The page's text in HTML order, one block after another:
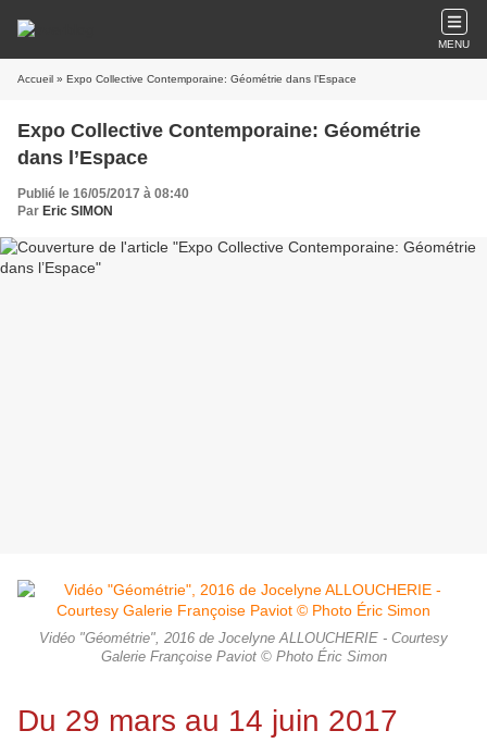
MENU
Accueil » Expo Collective Contemporaine: Géométrie dans l’Espace
Expo Collective Contemporaine: Géométrie
dans l’Espace
Publié le 16/05/2017 à 08:40
Par Eric SIMON
Vidéo "Géométrie", 2016 de Jocelyne ALLOUCHERIE - Courtesy
Galerie Françoise Paviot © Photo Éric Simon
Du 29 mars au 14 juin 2017